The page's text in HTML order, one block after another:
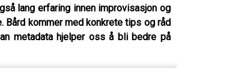
lang erfaring innen improvisasjon og
Bård kommer med konkrete tips og råd
metadata hjelper oss å bli bedre på